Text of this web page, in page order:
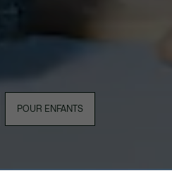
POUR ENFANTS